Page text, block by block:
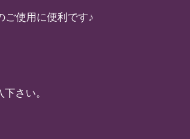
ご使用に便利です♪
さい。